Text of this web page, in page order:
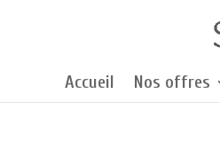
Accueil Nos offres